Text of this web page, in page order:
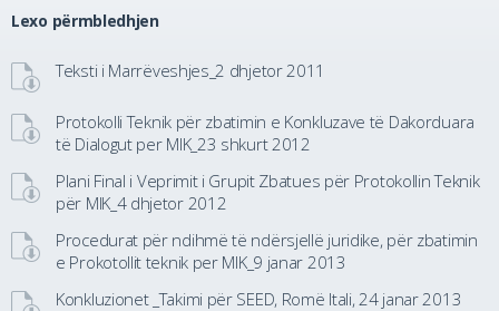
Lexo përmbledhjen
Teksti i Marrëveshjes_2 dhjetor 2011
Protokolli Teknik për zbatimin e Konkluzave të Dakorduara
të Dialogut per MIK_23 shkurt 2012
Plani Final i Veprimit i Grupit Zbatues për Protokollin Teknik
për MIK_4 dhjetor 2012
Procedurat për ndihmë të ndërsjellë juridike, për zbatimin
e Prokotollit teknik per MIK_9 janar 2013
Konkluzionet _Takimi për SEED, Romë Itali, 24 janar 2013